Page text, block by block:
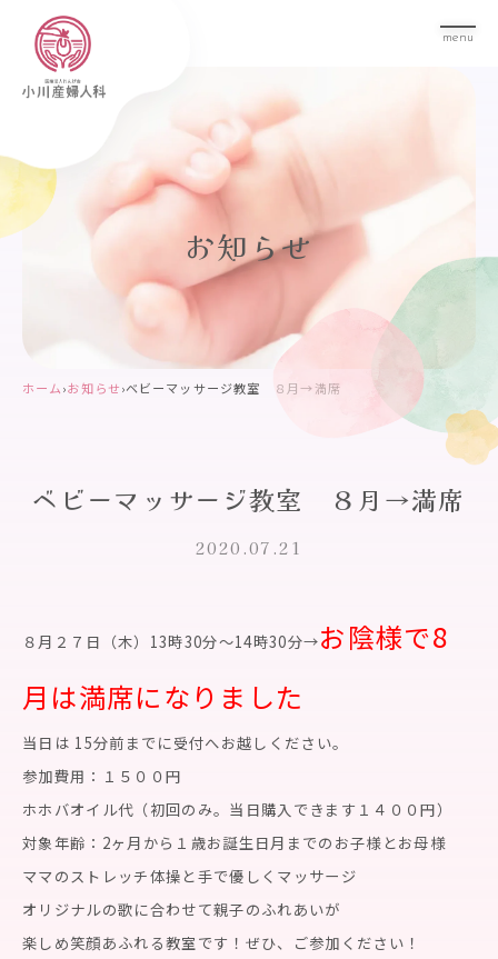
menu
お知らせ
ホーム›お知らせ›ベビーマッサージ教室 ８月→満席
ベビーマッサージ教室 ８月→満席
2020.07.21
８月２７日（木）13時30分～14時30分→お陰様で8
月は満席になりました
当日は 15分前までに受付へお越しください。
参加費用：１５００円
ホホバオイル代（初回のみ。当日購入できます１４００円）
対象年齢：2ヶ月から１歳お誕生日月までのお子様とお母様
ママのストレッチ体操と手で優しくマッサージ
オリジナルの歌に合わせて親子のふれあいが
楽しめ笑顔あふれる教室です！ぜひ、ご参加ください！